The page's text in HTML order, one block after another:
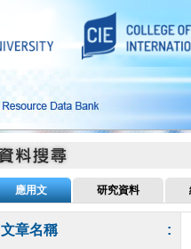
應用文 研究資料
文章名稱 :